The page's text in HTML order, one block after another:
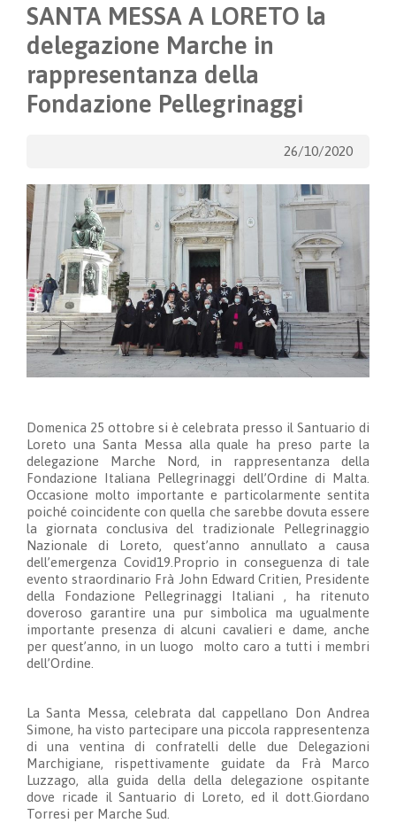
SANTA MESSA A LORETO la
delegazione Marche in
rappresentanza della
Fondazione Pellegrinaggi
26/10/2020
Domenica 25 ottobre si è celebrata presso il Santuario di
Loreto una Santa Messa alla quale ha preso parte la
delegazione Marche Nord, in rappresentanza della
Fondazione Italiana Pellegrinaggi dell’Ordine di Malta.
Occasione molto importante e particolarmente sentita
poiché coincidente con quella che sarebbe dovuta essere
la giornata conclusiva del tradizionale Pellegrinaggio
Nazionale di Loreto, quest’anno annullato a causa
dell’emergenza Covid19.Proprio in conseguenza di tale
evento straordinario Frà John Edward Critien, Presidente
della Fondazione Pellegrinaggi Italiani , ha ritenuto
doveroso garantire una pur simbolica ma ugualmente
importante presenza di alcuni cavalieri e dame, anche
per quest’anno, in un luogo molto caro a tutti i membri
dell’Ordine.
La Santa Messa, celebrata dal cappellano Don Andrea
Simone, ha visto partecipare una piccola rappresentenza
di una ventina di confratelli delle due Delegazioni
Marchigiane, rispettivamente guidate da Frà Marco
Luzzago, alla guida della della delegazione ospitante
dove ricade il Santuario di Loreto, ed il dott.Giordano
Torresi per Marche Sud.